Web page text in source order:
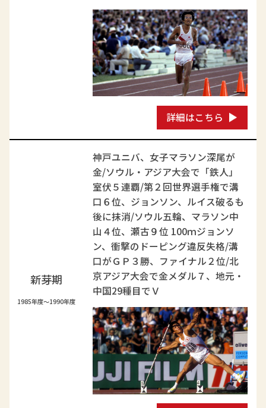
詳細はこちら
新芽期
1985年度～1990年度
神戸ユニバ、女子マラソン深尾が
金/ソウル・アジア大会で「鉄人」
室伏５連覇/第２回世界選手権で溝
口６位、ジョンソン、ルイス破るも
後に抹消/ソウル五輪、マラソン中
山４位、瀬古９位 100ｍジョンソ
ン、衝撃のドーピング違反失格/溝
口がＧＰ３勝、ファイナル２位/北
京アジア大会で金メダル７、地元・
中国29種目でＶ